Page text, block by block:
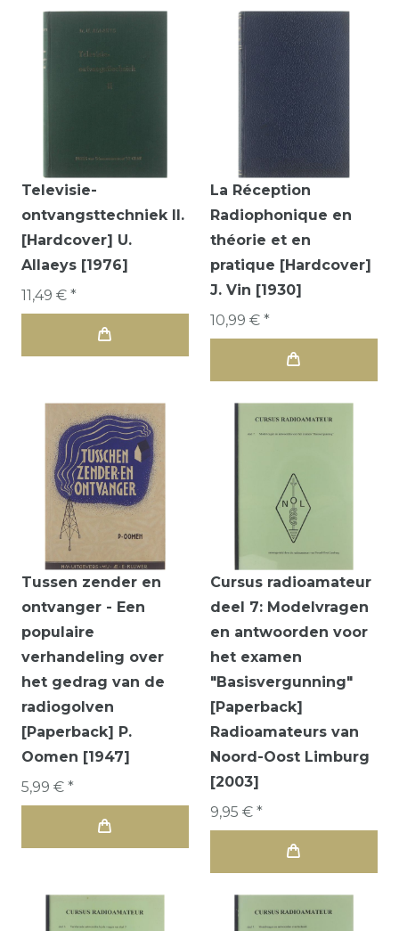
Televisie-
ontvangsttechniek II.
[Hardcover] U.
Allaeys [1976]
11,49 € *
La Réception
Radiophonique en
théorie et en
pratique [Hardcover]
J. Vin [1930]
10,99 € *
Tussen zender en
ontvanger - Een
populaire
verhandeling over
het gedrag van de
radiogolven
[Paperback] P.
Oomen [1947]
5,99 € *
Cursus radioamateur
deel 7: Modelvragen
en antwoorden voor
het examen
"Basisvergunning"
[Paperback]
Radioamateurs van
Noord-Oost Limburg
[2003]
9,95 € *